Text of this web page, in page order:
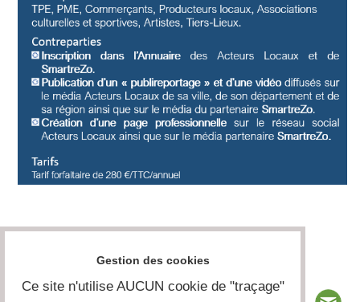
Gestion des cookies
Ce site n'utilise AUCUN cookie de "traçage"